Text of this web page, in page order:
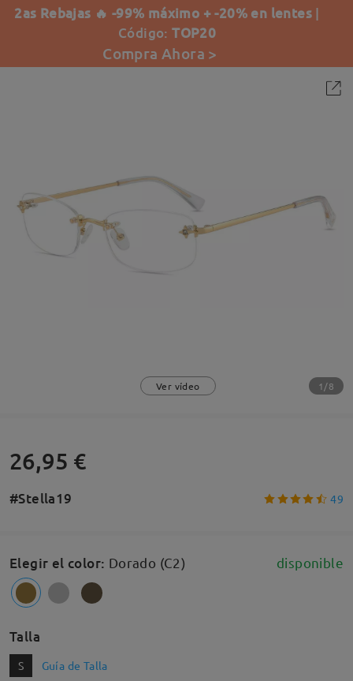
2as Rebajas 🔥 -99% máximo + -20% en lentes |
Código:TOP20
Compra Ahora >
Ver vídeo 1/8
26,95 €
#Stella19 49
Elegir el color: Dorado (C2) disponible
Talla
S Guía de Talla